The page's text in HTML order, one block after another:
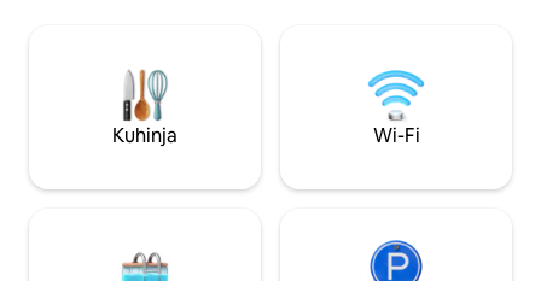
van Estepona en de prachtige
bergketen Sierra Bermeja. Een golf 18
holes op 500m, één op 1km en één op
incanta i sensi ed
unica nel cuore di
Kuhinja Wi-Fi